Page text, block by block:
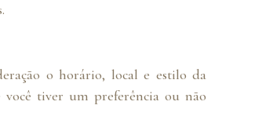
o horário, local e estilo da
tiver um preferência ou não